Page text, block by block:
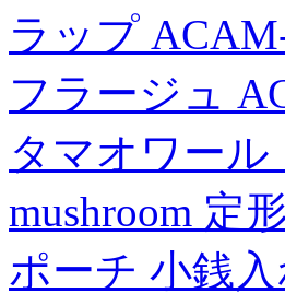
ラップ
フラージュ
タマオワー
mushroom 定
ポーチ 小銭